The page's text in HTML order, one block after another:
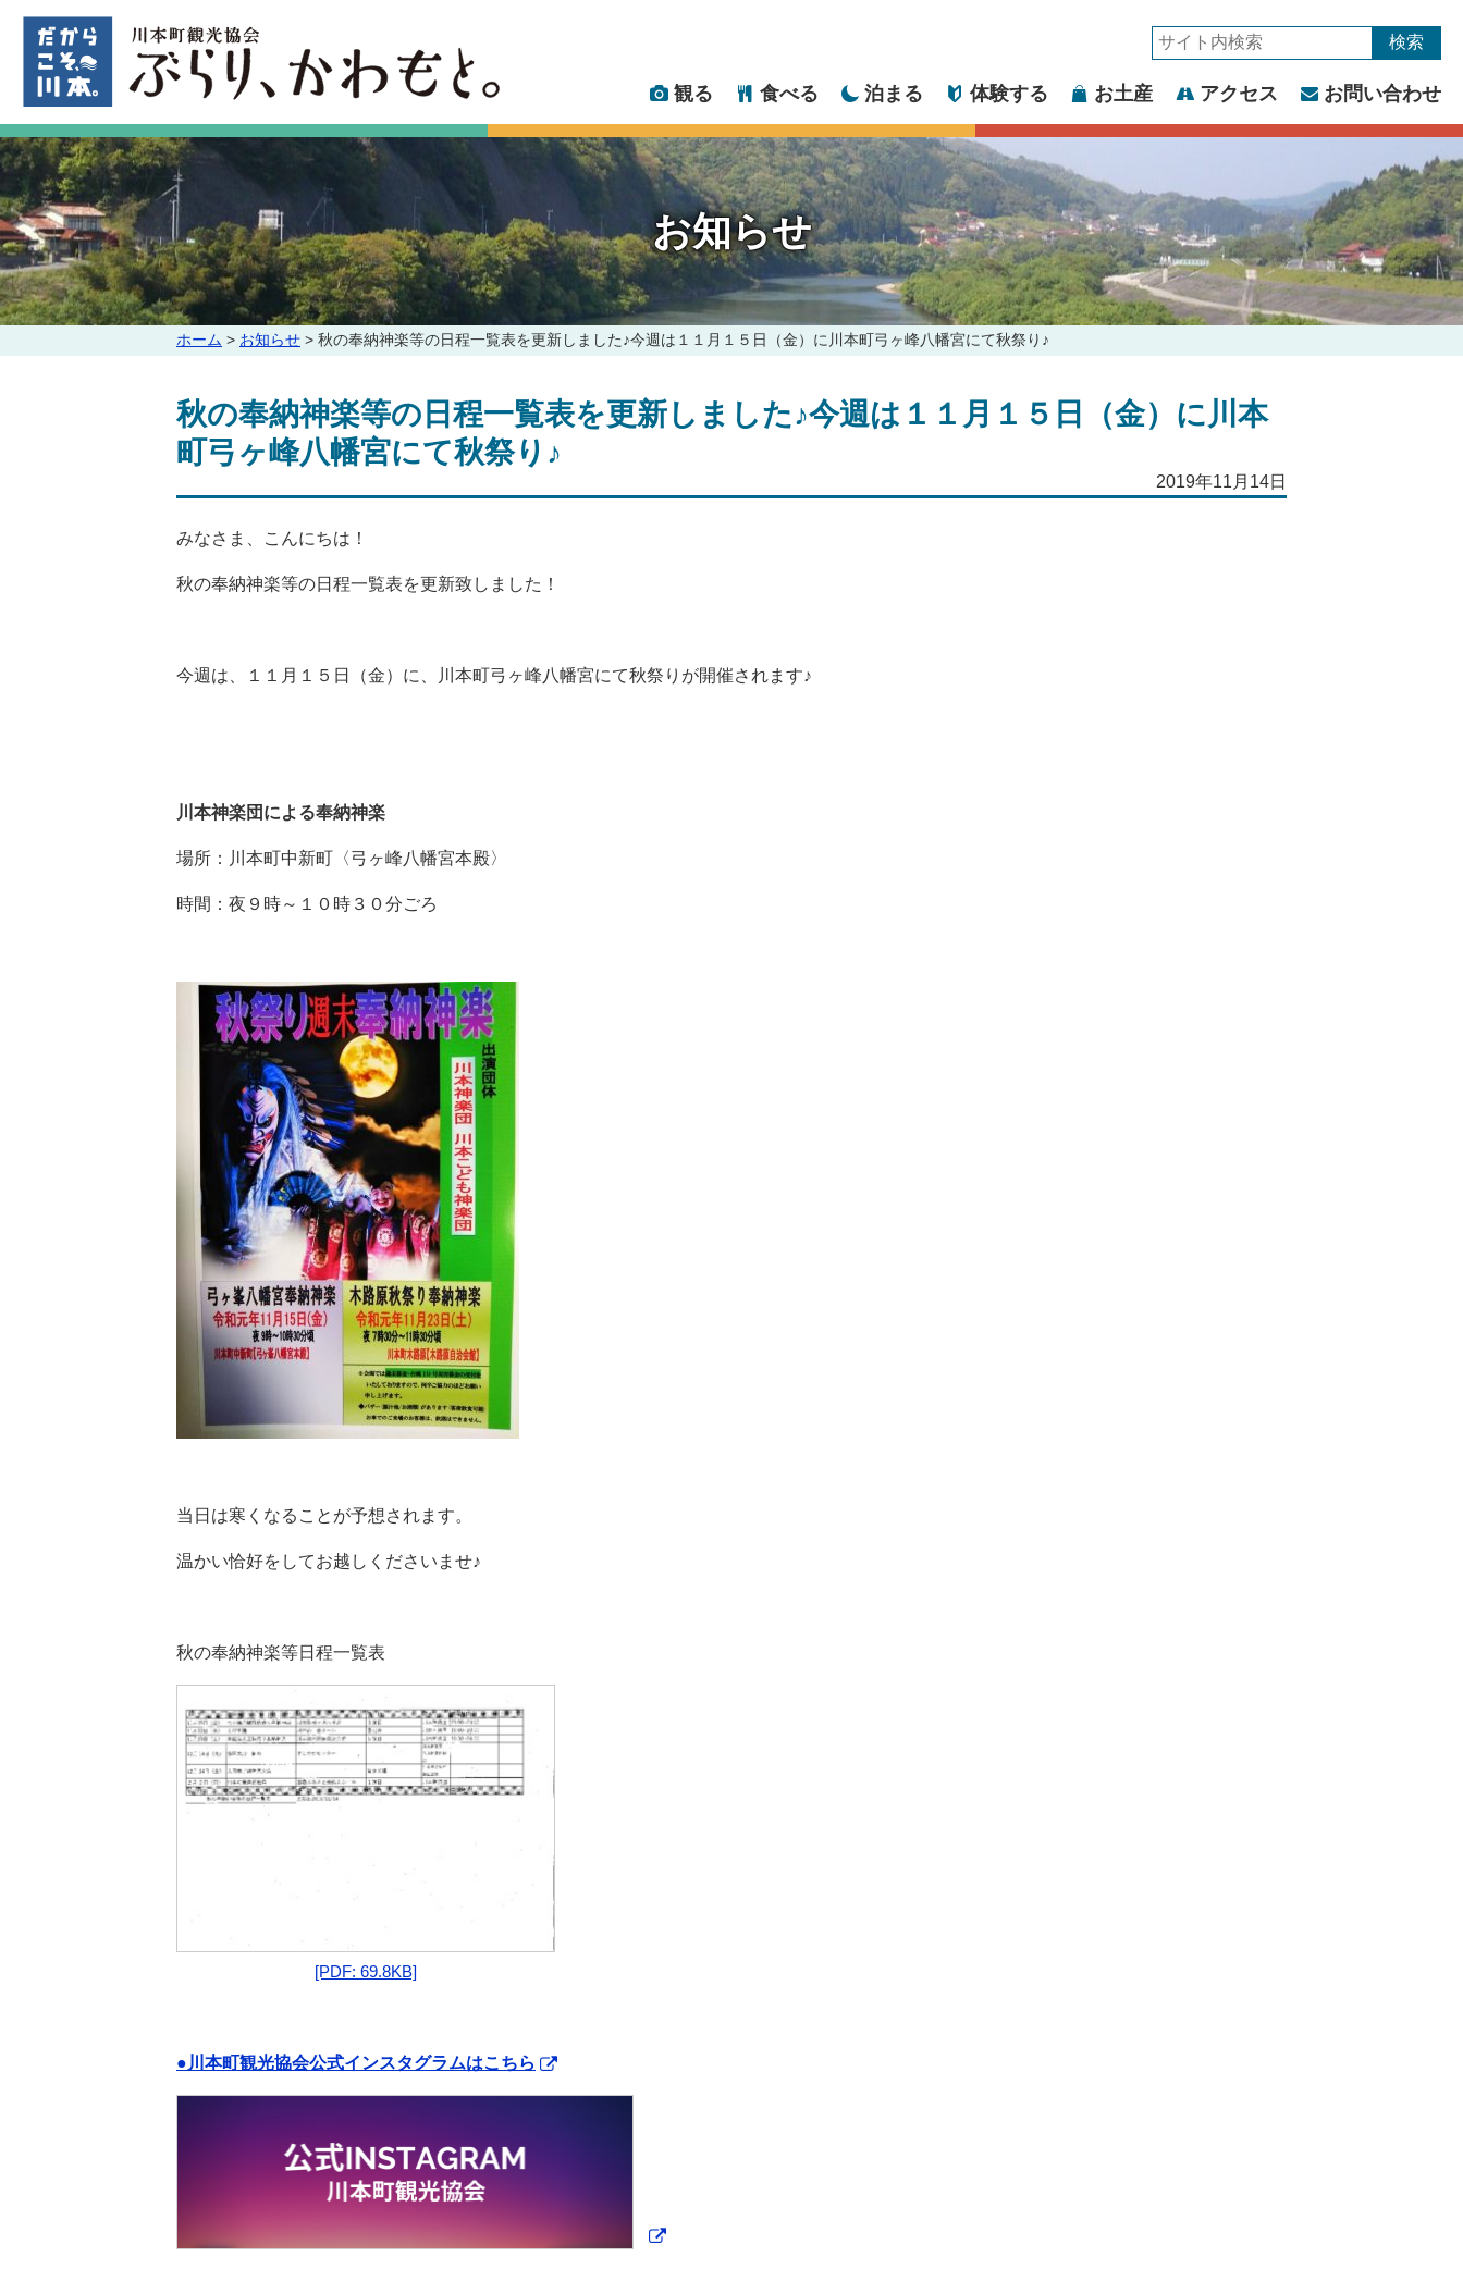
サ
イ
観る 食べる 泊まる 体験する お土産 アクセス お問い合わせ
お知らせ
こ
ー
ジ
の
置:
ホーム > お知らせ > 秋の奉納神楽等の日程一覧表を更新しました♪今週は１１月１５日（金）に川本町弓ヶ峰八幡宮にて秋祭り♪
秋の奉納神楽等の日程一覧表を更新しました♪今週は１１月１５日（金）に川本
町弓ヶ峰八幡宮にて秋祭り♪
2019年11月14日
みなさま、こんにちは！
秋の奉納神楽等の日程一覧表を更新致しました！
今週は、１１月１５日（金）に、川本町弓ヶ峰八幡宮にて秋祭りが開催されます♪
川本神楽団による奉納神楽
場所：川本町中新町〈弓ヶ峰八幡宮本殿〉
時間：夜９時～１０時３０分ごろ
当日は寒くなることが予想されます。
温かい恰好をしてお越しくださいませ♪
秋の奉納神楽等日程一覧表
[PDF: 69.8KB]
●川本町観光協会公式インスタグラムはこちら